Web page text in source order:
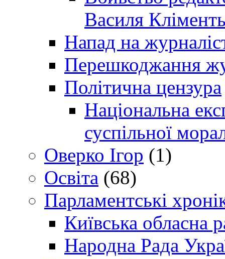
Василя
Напад на
Перешкоджання
Політична цензура
Національна
суспільної
Оверко Ігор (1)
Освіта (68)
Парламентські
Київська обласна
Народна Рада